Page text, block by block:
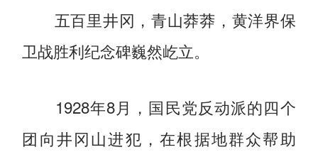
五百里井冈，青山莽莽，黄洋界保
卫战胜利纪念碑巍然屹立。
1928年8月，国民党反动派的四个
团向井冈山进犯，在根据地群众帮助